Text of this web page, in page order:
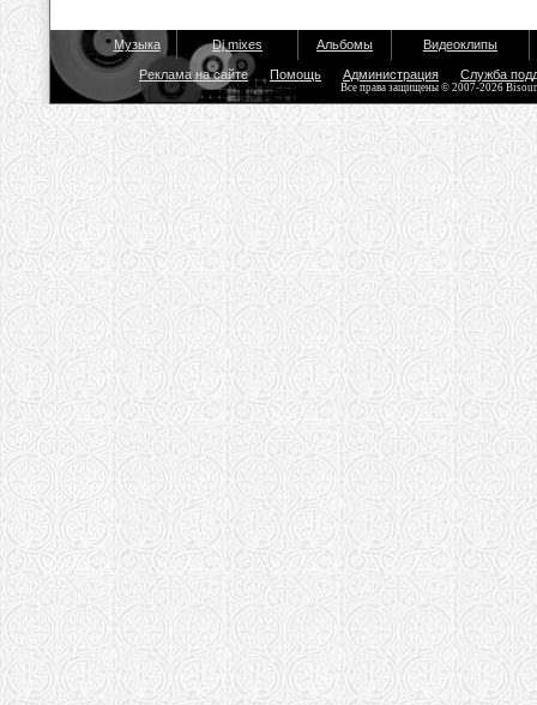
Музыка Dj mixes Альбомы Видеоклипы
Реклама на сайте Помощь Администрация Служба
Все права защищены © 2007-2026